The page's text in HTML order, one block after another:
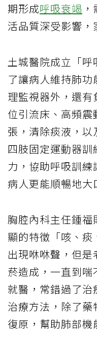
期形成呼吸衰竭
活品質深受影響，
土城醫院成立「
了讓病人維持肺
理監視器外，還
位引流床、高頻
張，清除痰液，
四肢固定運動器
力，協助呼吸訓
病人更能順暢地大
胸腔內科主任鍾
顯的特徵「咳、
出現咻咻聲，但
菸造成，一直到
就醫，常錯過了治
治療方法，除了
復原，幫助肺部機